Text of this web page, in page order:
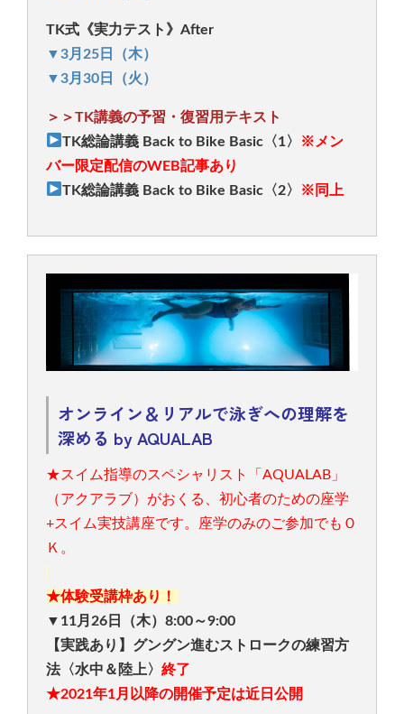
TK式《実力テスト》After
▼3月25日（木）
▼3月30日（火）
＞＞TK講義の予習・復習用テキスト
TK総論講義 Back to Bike Basic〈1〉
※メン
バー限定配信のWEB記事あり
TK総論講義 Back to Bike Basic〈2〉
※同上
オンライン＆リアルで泳ぎへの理解を
深める by AQUALAB
★スイム指導のスペシャリスト「AQUALAB」
（アクアラブ）がおくる、初心者のための座学
+スイム実技講座です。座学のみのご参加でもＯ
Ｋ。
★体験受講枠あり！
▼11月26日（木）8:00～9:00
【実践あり】グングン進むストロークの練習方
法〈水中＆陸上〉 終了
★2021年1月以降の開催予定は近日公開